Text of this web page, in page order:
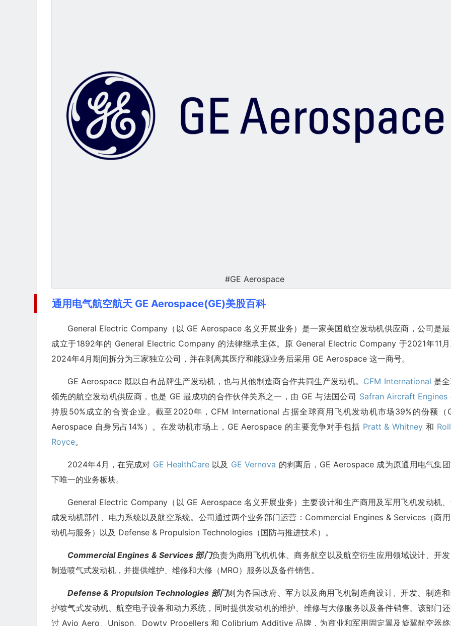
#GE Aerospace
通用电气航空航天 GE Aerospace(GE)美股百科
General Electric Company（以 GE Aerospace 名义开展业务）是一家美国航空发动机供应商，公司是
成立于1892年的 General Electric Company 的法律继承主体。原 General Electric Company 于2021年11
2024年4月期间拆分为三家独立公司，并在剥离其医疗和能源业务后采用 GE Aerospace 这一商号。
GE Aerospace 既以自有品牌生产发动机，也与其他制造商合作共同生产发动机。 CFM International 是
领先的航空发动机供应商，也是 GE 最成功的合作伙伴关系之一，由 GE 与法国公司 Safran Aircraft Engines
持股50%成立的合资企业。截至2020年，CFM International 占据全球商用飞机发动机市场39%的份额（
Aerospace 自身另占14%）。在发动机市场上，GE Aerospace 的主要竞争对手包括 Pratt & Whitney 和
Royce。
2024年4月，在完成对 GE HealthCare以及 GE Vernova 的剥离后，GE Aerospace 成为原通用电气集
下唯一的业务板块。
General Electric Company（以 GE Aerospace 名义开展业务）主要设计和生产商用及军用飞机发动机
成发动机部件、电力系统以及航空系统。公司通过两个业务部门运营：Commercial Engines & Services（商
动机与服务）以及 Defense & Propulsion Technologies（国防与推进技术）。
Commercial Engines & Services 部门负责为商用飞机机体、商务航空以及航空衍生应用领域设计、开
制造喷气式发动机，并提供维护、维修和大修（MRO）服务以及备件销售。
Defense & Propulsion Technologies 部门则为各国政府、军方以及商用飞机制造商设计、开发、制造
护喷气式发动机、航空电子设备和动力系统，同时提供发动机的维护、维修与大修服务以及备件销售。该部门
过 Avio Aero、Unison、Dowty Propellers 和 Colibrium Additive 品牌，为商业和军用固定翼及旋翼航空器